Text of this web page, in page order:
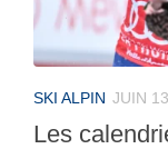
SKI ALPIN JUIN
Les